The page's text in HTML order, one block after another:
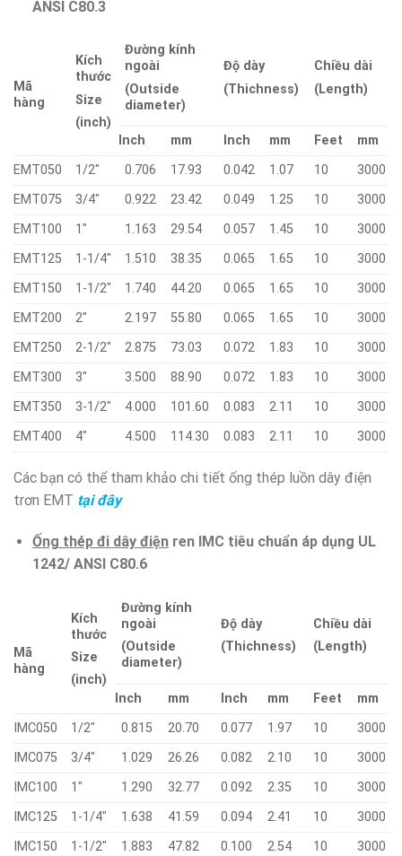
ANSI C80.3
Mã
hàng
Kích
thước
Size
(inch)
Đường kính
ngoài
(Outside
diameter)
Độ dày
(Thichness)
Chiều dài
(Length)
Inch mm Inch mm Feet
mm
EMT050
1/2″ 0.706 17.93 0.042 1.07 10
3000
EMT075
3/4″ 0.922 23.42 0.049 1.25 10
3000
EMT100
1″ 1.163 29.54 0.057 1.45 10
3000
EMT125
1-1/4″ 1.510 38.35 0.065 1.65 10
3000
EMT150
1-1/2″ 1.740 44.20 0.065 1.65 10
3000
EMT200
2″ 2.197 55.80 0.065 1.65 10
3000
EMT250
2-1/2″ 2.875 73.03 0.072 1.83 10
3000
EMT300
3″ 3.500 88.90 0.072 1.83 10
3000
EMT350
3-1/2″ 4.000 101.60 0.083 2.11 10
3000
EMT400
4″ 4.500 114.30 0.083 2.11 10 3000
Các bạn có thể tham khảo chi tiết ống thép luồn dây điện
trơn EMT tại đây
Ống thép đi dây điệnren IMC tiêu chuẩn áp dụng UL
1242/ ANSI C80.6
Mã
hàng
Kích
thước
Size
(inch)
Đường kính
ngoài
(Outside
diameter)
Độ dày
(Thichness)
Chiều dài
(Length)
Inch mm Inch mm Feet
mm
IMC050
1/2″ 0.815 20.70 0.077 1.97 10
3000
IMC075
3/4″ 1.029 26.26 0.082 2.10 10
3000
IMC100
1″ 1.290 32.77 0.092 2.35 10
3000
IMC125
1-1/4″ 1.638 41.59 0.094 2.41 10
3000
IMC150
1-1/2″ 1.883 47.82 0.100 2.54 10
3000